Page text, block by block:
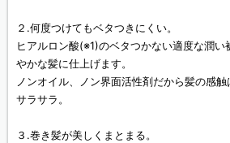
２.何度つけてもベタつきにくい。
ヒアルロン酸(※1)のベタつかない適度な潤い
やかな髪に仕上げます。
ノンオイル、ノン界面活性剤だから髪の感
サラサラ。
３.巻き髪が美しくまとまる。